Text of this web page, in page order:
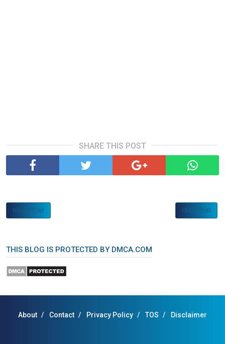
SHARE THIS POST
Newer Post Older Post
THIS BLOG IS PROTECTED BY DMCA.COM
About Contact Privacy Policy TOS Disclaimer